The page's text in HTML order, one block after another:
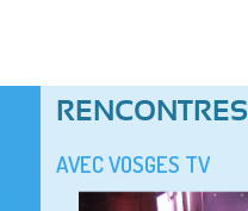
RENCONTRES
AVEC VOSGES TV